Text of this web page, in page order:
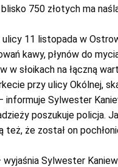
750 złotych ma
11 listopada w
kawy, płynów do
w słoikach na łączną
przy ulicy Okólnej,
informuje Sylwester
poszukuje policja.
też, że został on
Sylwester